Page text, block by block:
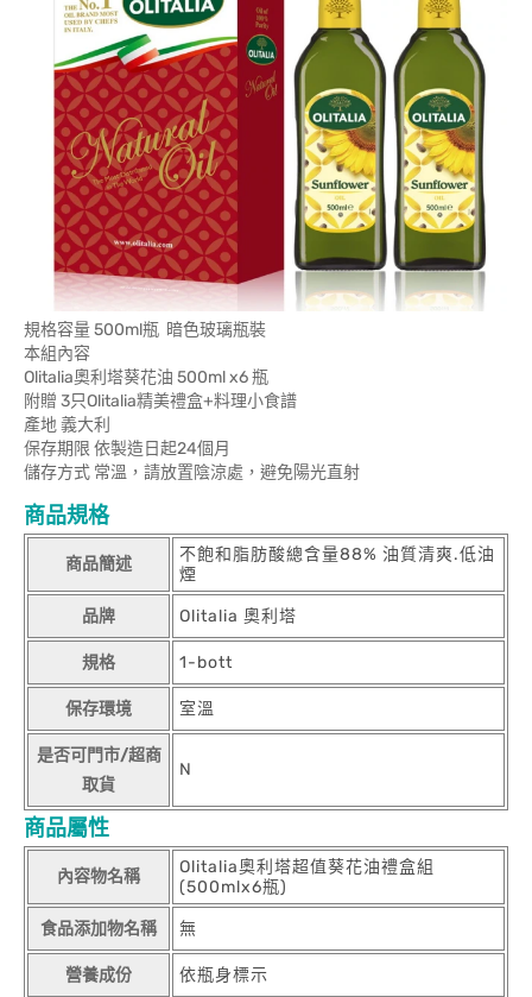
規格容量 500ml瓶 暗色玻璃瓶裝
本組內容
Olitalia奧利塔葵花油 500ml x6 瓶
附贈 3只Olitalia精美禮盒+料理小食譜
產地 義大利
保存期限 依製造日起24個月
儲存方式 常溫，請放置陰涼處，避免陽光直射
商品規格
商品簡述
不飽和脂肪酸總含量88% 油質清爽.低油
煙
品牌 Olitalia 奧利塔
規格 1-bott
保存環境 室溫
是否可門市/超商
取貨
N
商品屬性
內容物名稱
Olitalia奧利塔超值葵花油禮盒組
(500mlx6瓶)
食品添加物名稱 無
營養成份 依瓶身標示